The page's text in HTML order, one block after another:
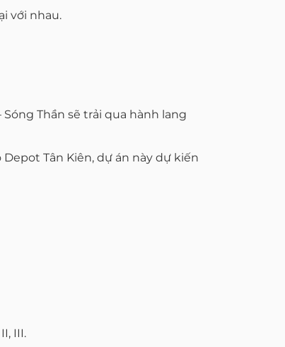
với nhau.
Thần sẽ trải qua hành lang
Tân Kiên, dự án này dự kiến
III.